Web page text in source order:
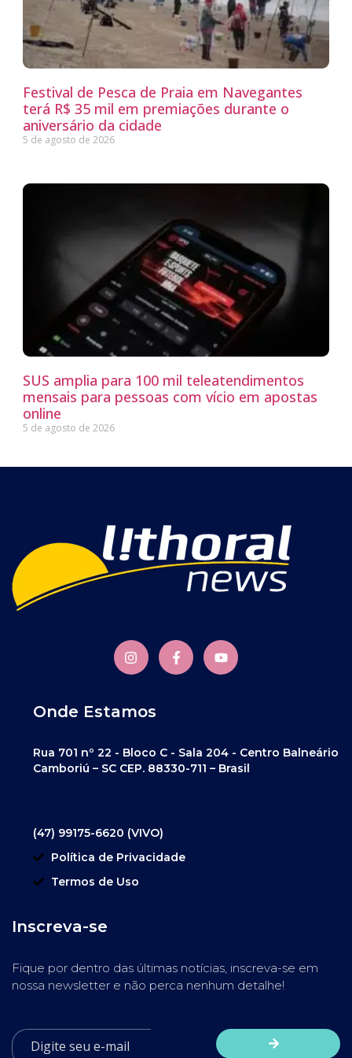
Festival de Pesca de Praia em Navegantes
terá R$ 35 mil em premiações durante o
aniversário da cidade
5 de agosto de 2026
SUS amplia para 100 mil teleatendimentos
mensais para pessoas com vício em apostas
online
5 de agosto de 2026
Onde Estamos
Rua 701 nº 22 - Bloco C - Sala 204 - Centro Balneário
Camboriú – SC CEP. 88330-711 – Brasil
(47) 99175-6620 (VIVO)
Política de Privacidade
Termos de Uso
Inscreva-se
Fique por dentro das últimas notícias, inscreva-se em
nossa newsletter e não perca nenhum detalhe!